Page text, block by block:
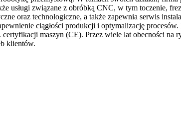
usługi związane z obróbką CNC, w tym toczenie,
oraz technologiczne, a także zapewnia serwis
ciągłości produkcji i optymalizację
maszyn (CE). Przez wiele lat obecności na
klientów.